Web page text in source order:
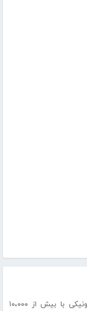
الکترونیکی با بیش از ۱۰،۰۰۰